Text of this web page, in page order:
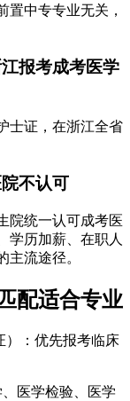
置中专专业无关，
报考成考医学
士证，在浙江全省
不认可
院统一认可成考医
学历加薪、在职人
主流途径。
配适合专业
）：优先报考临床
医学检验、医学